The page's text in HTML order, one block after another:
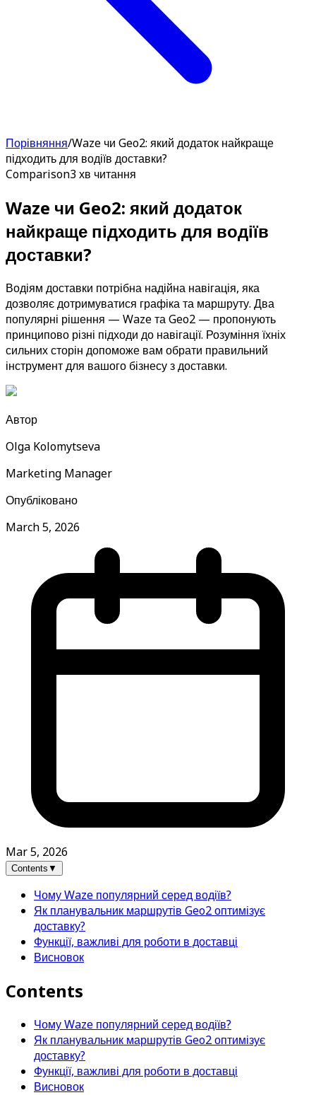
Порівняння/Waze чи Geo2: який додаток найкраще
підходить для водіїв доставки?
Comparison3 хв читання
Waze чи Geo2: який додаток
найкраще підходить для водіїв
доставки?
Водіям доставки потрібна надійна навігація, яка
дозволяє дотримуватися графіка та маршруту. Два
популярні рішення — Waze та Geo2 — пропонують
принципово різні підходи до навігації. Розуміння їхніх
сильних сторін допоможе вам обрати правильний
інструмент для вашого бізнесу з доставки.
Автор
Olga Kolomytseva
Marketing Manager
Опубліковано
March 5, 2026
Mar 5, 2026
Contents ▼
Чому Waze популярний серед водіїв?
Як планувальник маршрутів Geo2 оптимізує
доставку?
Функції, важливі для роботи в доставці
Висновок
Contents
Чому Waze популярний серед водіїв?
Як планувальник маршрутів Geo2 оптимізує
доставку?
Функції, важливі для роботи в доставці
Висновок